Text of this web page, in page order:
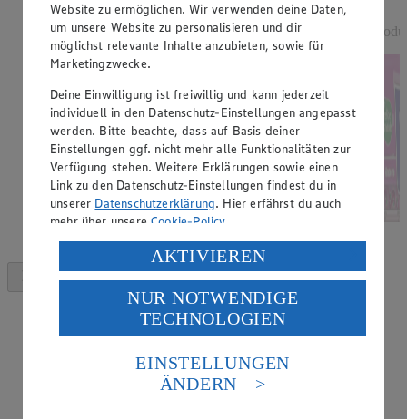
Tagespreis
Tagespreis
Je nach Verfügbarkeit des Marktes.
Website zu ermöglichen. Wir verwenden deine Daten,
um unsere Website zu personalisieren und dir
möglichst relevante Inhalte anzubieten, sowie für
Marketingzwecke.
Deine Einwilligung ist freiwillig und kann jederzeit
individuell in den Datenschutz-Einstellungen angepasst
werden. Bitte beachte, dass auf Basis deiner
Einstellungen ggf. nicht mehr alle Funktionalitäten zur
Verfügung stehen. Weitere Erklärungen sowie einen
Link zu den Datenschutz-Einstellungen findest du in
unserer Datenschutzerklärung. Hier erfährst du auch
mehr über unsereCookie-Policy.
Verarbeitung deiner personenbezogenen Daten in den
USA durch Facebook und YouTube:
Wenn du auf „Aktivieren“ klickst, willigst du im Sinne
des Art. 49 Abs. 1 Satz 1 lit. a) DSGVO ein, dass deine
Daten in den USA verarbeitet werden. Der EuGH sieht
die USA als Land mit einem nach europäischen
Standards nicht angemessenen Datenschutzniveau an.
Es besteht das Risiko eines Zugriffs durch US-
AKTIVIEREN
NUR NOTWENDIGE
TECHNOLOGIEN
EINSTELLUNGEN
ÄNDERN